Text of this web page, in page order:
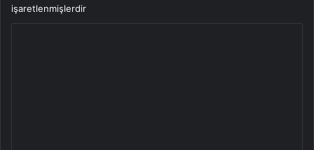
işaretlenmişlerdir